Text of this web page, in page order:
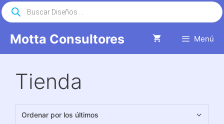
Saltar
al
Motta Consultores Menú
Búsqueda
de
productos
Tienda